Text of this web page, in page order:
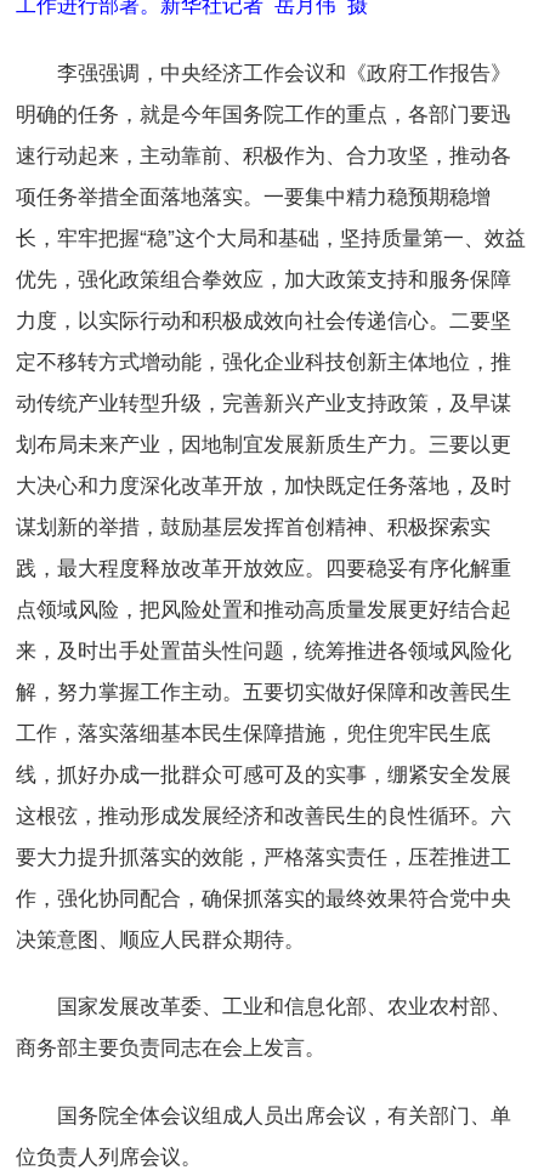
李强强调，中央经济工作会议和《政府工作报告》
明确的任务，就是今年国务院工作的重点，各部门要迅
速行动起来，主动靠前、积极作为、合力攻坚，推动各
项任务举措全面落地落实。一要集中精力稳预期稳增
长，牢牢把握“稳”这个大局和基础，坚持质量第一、效益
优先，强化政策组合拳效应，加大政策支持和服务保障
力度，以实际行动和积极成效向社会传递信心。二要坚
定不移转方式增动能，强化企业科技创新主体地位，推
动传统产业转型升级，完善新兴产业支持政策，及早谋
划布局未来产业，因地制宜发展新质生产力。三要以更
大决心和力度深化改革开放，加快既定任务落地，及时
谋划新的举措，鼓励基层发挥首创精神、积极探索实
践，最大程度释放改革开放效应。四要稳妥有序化解重
点领域风险，把风险处置和推动高质量发展更好结合起
来，及时出手处置苗头性问题，统筹推进各领域风险化
解，努力掌握工作主动。五要切实做好保障和改善民生
工作，落实落细基本民生保障措施，兜住兜牢民生底
线，抓好办成一批群众可感可及的实事，绷紧安全发展
这根弦，推动形成发展经济和改善民生的良性循环。六
要大力提升抓落实的效能，严格落实责任，压茬推进工
作，强化协同配合，确保抓落实的最终效果符合党中央
决策意图、顺应人民群众期待。
国家发展改革委、工业和信息化部、农业农村部、
商务部主要负责同志在会上发言。
国务院全体会议组成人员出席会议，有关部门、单
位负责人列席会议。